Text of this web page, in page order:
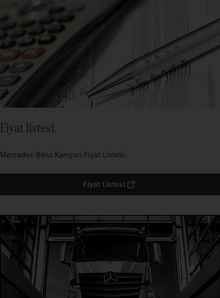
Fiyat listesi.
Mercedes-Benz Kamyon Fiyat Listesi.
Fiyat Listesi